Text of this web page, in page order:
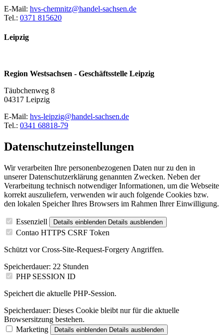
E-Mail: hvs-chemnitz@handel-sachsen.de
Tel.: 0371 815620
Leipzig
Region Westsachsen - Geschäftsstelle Leipzig
Täubchenweg 8
04317 Leipzig
E-Mail: hvs-leipzig@handel-sachsen.de
Tel.: 0341 68818-79
Datenschutzeinstellungen
Wir verarbeiten Ihre personenbezogenen Daten nur zu den in
unserer Datenschutzerklärung genannten Zwecken. Neben der
Verarbeitung technisch notwendiger Informationen, um die Webseite
korrekt auszuliefern, verwenden wir auch folgende Cookies bzw.
den lokalen Speicher Ihres Browsers im Rahmen Ihrer Einwilligung.
Essenziell Details einblenden Details ausblenden
Contao HTTPS CSRF Token
Schützt vor Cross-Site-Request-Forgery Angriffen.
Speicherdauer: 22 Stunden
PHP SESSION ID
Speichert die aktuelle PHP-Session.
Speicherdauer: Dieses Cookie bleibt nur für die aktuelle
Browsersitzung bestehen.
Marketing
Details einblenden Details ausblenden